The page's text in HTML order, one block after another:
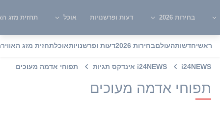
בחירות 2026 דעות ופרשנויות אוכל תחזית מזג
ראשיחדשותהעולםבחירות 2026 דעות ופרשנויותאוכלתחזית מזג האוויר
i24NEWS i24NEWS אינדקס תגיות תפוחי אדמה מעוכים
תפוחי אדמה מעוכים